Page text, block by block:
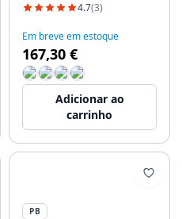
4.7(3)
Em breve em estoque
167,30 €
Adicionar ao
carrinho
PB